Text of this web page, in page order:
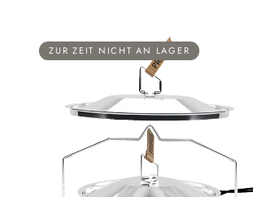
ZUR ZEIT NICHT AN LAGER